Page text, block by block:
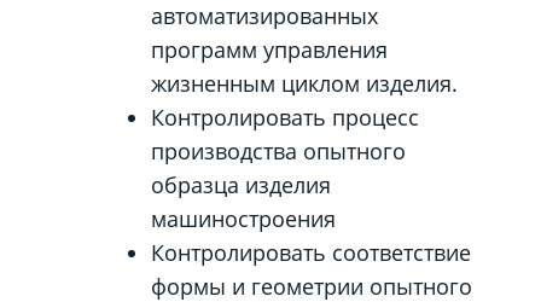
автоматизированных
программ управления
жизненным циклом изделия.
Контролировать процесс
производства опытного
образца изделия
машиностроения
Контролировать соответствие
формы и геометрии опытного